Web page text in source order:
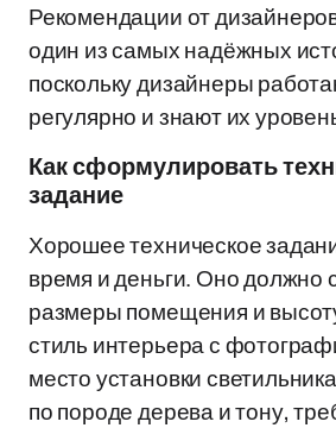
Рекомендации от
один из самых надёжных
поскольку дизайнеры
регулярно и знают их
Как сформулировать
задание
Хорошее техническое
время и деньги. Оно должно
размеры помещения и
стиль интерьера с
место установки
по породе дерева и тону,